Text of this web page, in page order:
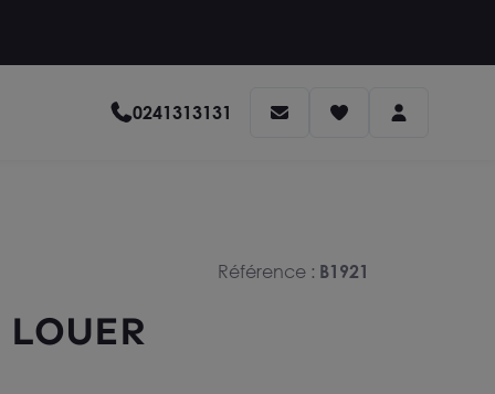
0241313131
Référence : B1921
LOUER